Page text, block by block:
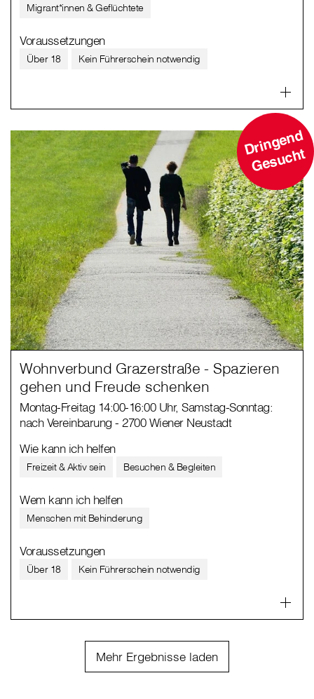
Migrant*innen & Geflüchtete
Voraussetzungen
Über 18 Kein Führerschein notwendig
D
ri
n
g
e
n
d
G
e
s
u
c
ht
Wohnverbund Grazerstraße - Spazieren
gehen und Freude schenken
Montag-Freitag 14:00-16:00 Uhr, Samstag-Sonntag:
nach Vereinbarung - 2700 Wiener Neustadt
Wie kann ich helfen
Freizeit & Aktiv sein Besuchen & Begleiten
Wem kann ich helfen
Menschen mit Behinderung
Voraussetzungen
Über 18 Kein Führerschein notwendig
Mehr Ergebnisse laden